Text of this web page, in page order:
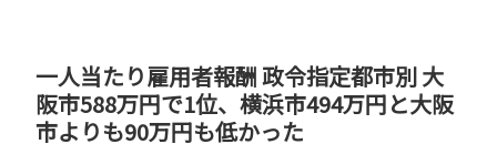
一人当たり雇用者報酬 政令指定都市別 大
阪市588万円で1位、横浜市494万円と大阪
市よりも90万円も低かった